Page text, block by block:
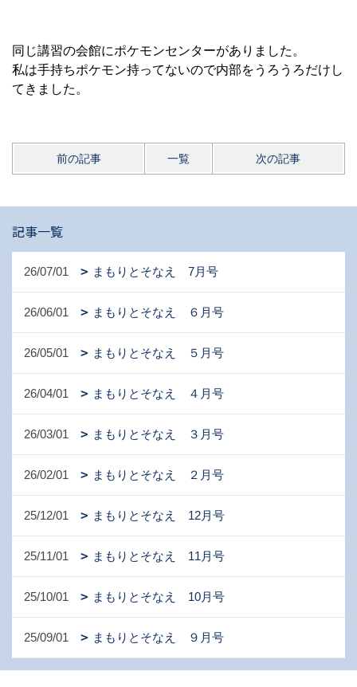
同じ講習の会館にポケモンセンターがありました。
私は手持ちポケモン持ってないので内部をうろうろだけし
てきました。
前の記事 一覧 次の記事
記事一覧
26/07/01 まもりとそなえ 7月号
26/06/01 まもりとそなえ ６月号
26/05/01 まもりとそなえ ５月号
26/04/01 まもりとそなえ ４月号
26/03/01 まもりとそなえ ３月号
26/02/01 まもりとそなえ ２月号
25/12/01 まもりとそなえ 12月号
25/11/01 まもりとそなえ 11月号
25/10/01 まもりとそなえ 10月号
25/09/01 まもりとそなえ ９月号